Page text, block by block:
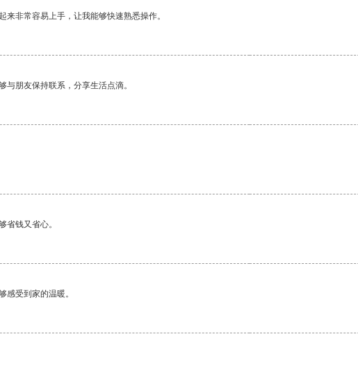
非常容易上手，让我能够快速熟悉操作。
朋友保持联系，分享生活点滴。
省钱又省心。
感受到家的温暖。